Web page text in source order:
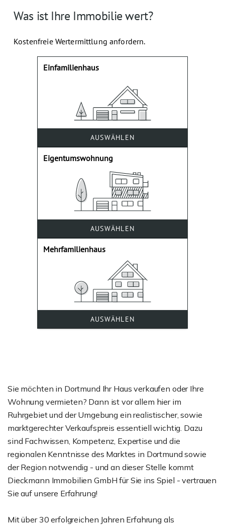
Sie möchten in Dortmund Ihr Haus verkaufen oder Ihre
Wohnung vermieten? Dann ist vor allem hier im
Ruhrgebiet und der Umgebung ein realistischer, sowie
marktgerechter Verkaufspreis essentiell wichtig. Dazu
sind Fachwissen, Kompetenz, Expertise und die
regionalen Kenntnisse des Marktes in Dortmund sowie
der Region notwendig - und an dieser Stelle kommt
Dieckmann Immobilien GmbH für Sie ins Spiel - vertrauen
Sie auf unsere Erfahrung!
Mit über 30 erfolgreichen Jahren Erfahrung als